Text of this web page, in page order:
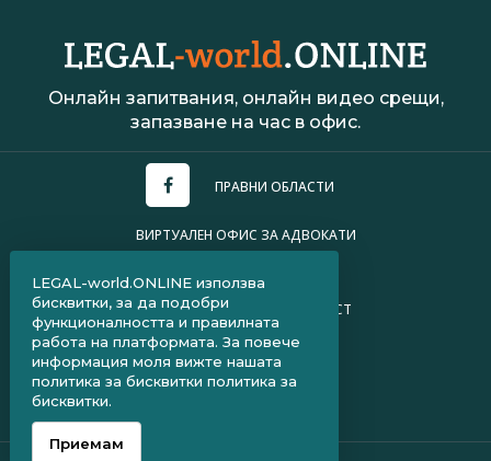
Онлайн запитвания, онлайн видео срещи,
запазване на час в офис.
ПРАВНИ ОБЛАСТИ
ВИРТУАЛЕН ОФИС ЗА АДВОКАТИ
ПОЛИТИКА ЗА ПОВЕРИТЕЛНОСТ
ЧЗВ ЗА КЛИЕНТИ
ЧЗВ ЗА АДВОКАТИ
LEGAL-world.ONLINE използва
бисквитки, за да подобри
функционалността и правилната
работа на платформата. За повече
информация моля вижте нашата
политика за бисквитки политика за
бисквитки.
Приемам